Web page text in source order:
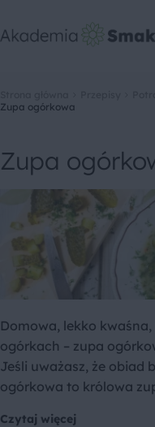
Zupa ogórkowa
Zupa
Domowa, lekko
ogórkach – zupa
Jeśli uważasz, że obiad
ogórkowa to królowa
Czytaj więcej